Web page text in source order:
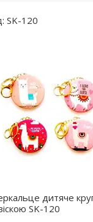
SK-120
дитяче
SK-120